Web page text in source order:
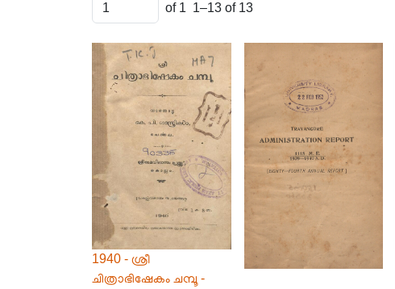
of 1 1–13 of 13
1940 - ശ്രീ
ചിത്രാഭിഷേകം ചമ്പൂ -